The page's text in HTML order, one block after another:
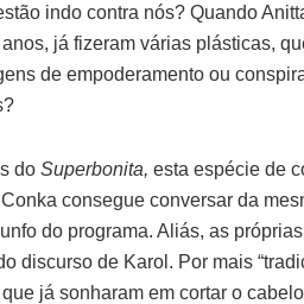
indo contra nós? Quando
já fizeram várias plásticas,
de empoderamento ou
do Superbonita, esta espécie de
consegue conversar da
do programa. Aliás, as
discurso de Karol. Por mais
já sonharam em cortar o